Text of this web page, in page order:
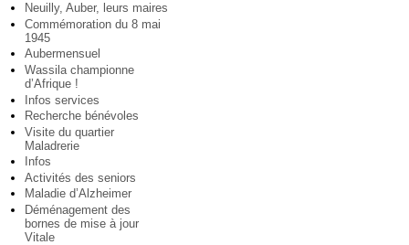
Neuilly, Auber, leurs maires
Commémoration du 8 mai
1945
Aubermensuel
Wassila championne
d’Afrique !
Infos services
Recherche bénévoles
Visite du quartier
Maladrerie
Infos
Activités des seniors
Maladie d’Alzheimer
Déménagement des
bornes de mise à jour
Vitale